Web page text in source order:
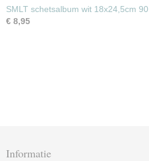
SMLT schetsalbum wit 18x24,5cm
€ 8,95
Informatie